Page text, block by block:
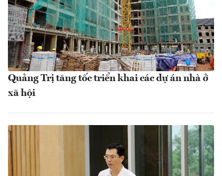
Quảng Trị tăng tốc triển khai các dự án nhà ở
xã hội